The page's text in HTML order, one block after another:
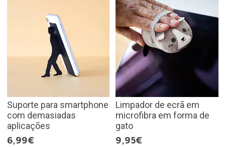
Suporte para smartphone
com demasiadas
aplicações
6,99€
Limpador de ecrã em
microfibra em forma de
gato
9,95€